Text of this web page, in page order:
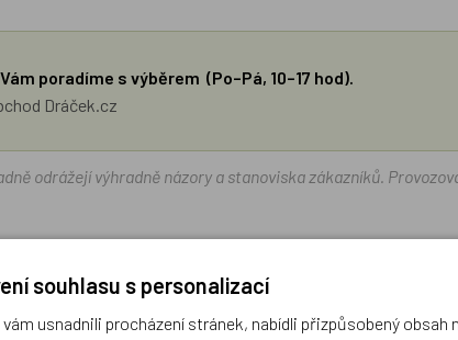
poradíme s výběrem (Po–Pá, 10–17 hod).
Dráček.cz
odrážejí výhradně názory a stanoviska zákazníků.
souhlasu s personalizací
usnadnili procházení stránek, nabídli přizpůsobený obsah